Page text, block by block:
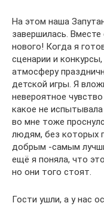
На этом наша
завершилась.
нового! Когда я
сценарии и
атмосферу
детской игры. Я
невероятное
какое не
во мне тоже
людям, без которых
добрым -самым
ещё я поняла, что
но они того стоят.
Гости ушли, а у нас